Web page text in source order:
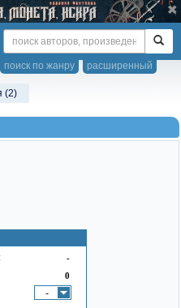
расширенный
поиск по жанру
(2)
-
0
-